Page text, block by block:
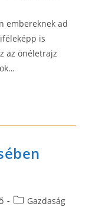
embereknek ad
is
az önéletrajz
PostGazdaság